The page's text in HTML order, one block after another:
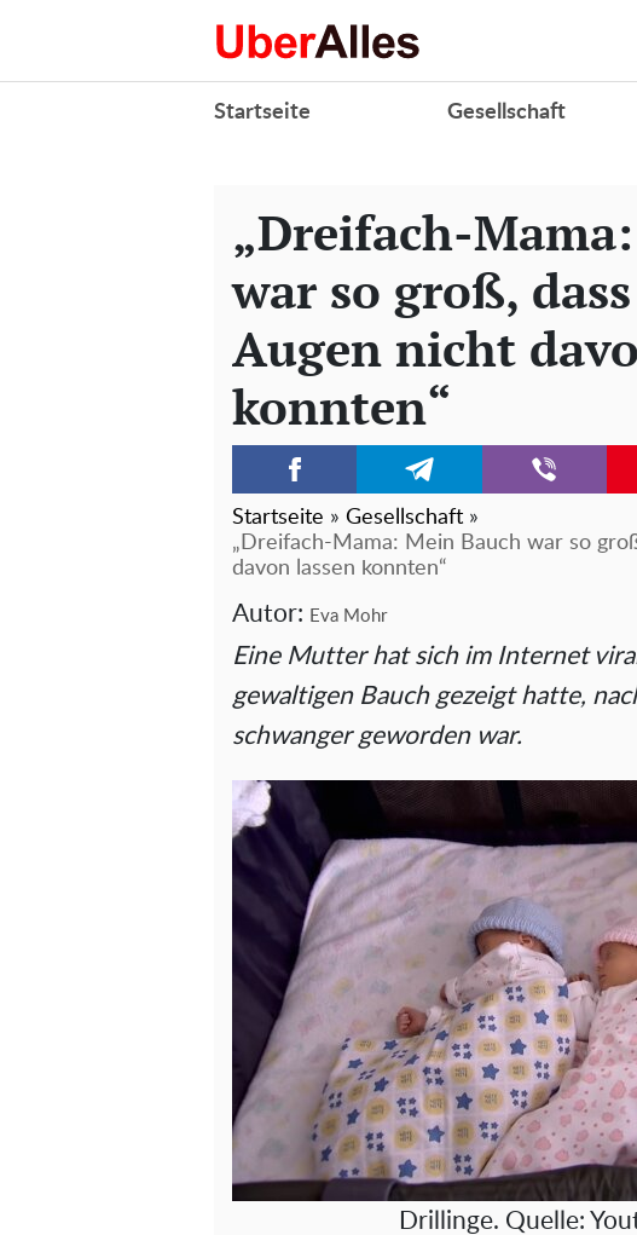
Startseite Gesellschaft
„Dreifach-
war so groß,
Augen nicht
konnten“
Startseite » Gesellschaft »
„Dreifach-Mama: Mein Bauch war so
davon lassen konnten“
Autor: Eva Mohr
Eine Mutter hat sich im Internet
gewaltigen Bauch gezeigt hatte,
schwanger geworden war.
Drillinge. Quelle: